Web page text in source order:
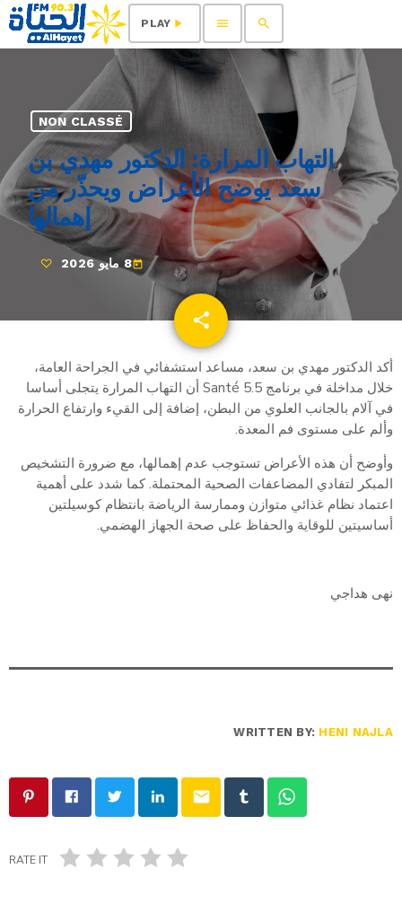
search
menu
play_arrow
PLAY
NON CLASSÉ
التهاب المرارة: الدكتور مهدي بن
سعد يوضح الأعراض ويحذّر من
إهمالها
today8 مايو 2026
share
email
أكد الدكتور مهدي بن سعد، مساعد استشفائي في الجراحة العامة،
خلال مداخلة في برنامج Santé 5.5 أن التهاب المرارة يتجلى أساسا
في آلام بالجانب العلوي من البطن، إضافة إلى القيء وارتفاع الحرارة
وألم على مستوى فم المعدة.
وأوضح أن هذه الأعراض تستوجب عدم إهمالها، مع ضرورة التشخيص
المبكر لتفادي المضاعفات الصحية المحتملة. كما شدد على أهمية
اعتماد نظام غذائي متوازن وممارسة الرياضة بانتظام كوسيلتين
أساسيتين للوقاية والحفاظ على صحة الجهاز الهضمي.
نهى هداجي
WRITTEN BY: HENI NAJLA
email
RATE IT